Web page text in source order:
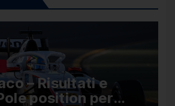
– Risultati e
position per